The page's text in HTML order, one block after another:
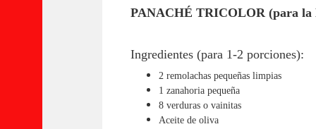
PANACHÉ TRICOLOR (para la
Ingredientes (para 1-2 porciones):
2 remolachas pequeñas limpias
1 zanahoria pequeña
8 verduras o vainitas
Aceite de oliva